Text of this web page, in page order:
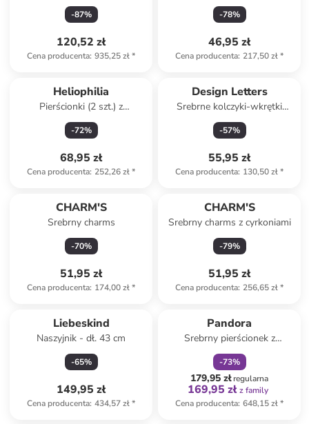
-87%
120,52 zł
Cena producenta: 935,25 zł*
-78%
46,95 zł
Cena producenta: 217,50 zł*
Heliophilia
Pierścionki (2 szt.) z
cyrkoniami
-72%
68,95 zł
Cena producenta: 252,26 zł*
Design Letters
Srebrne kolczyki-wkrętki
"Archetypes"
-57%
55,95 zł
Cena producenta: 130,50 zł*
CHARM'S
Srebrny charms
-70%
51,95 zł
Cena producenta: 174,00 zł*
CHARM'S
Srebrny charms z cyrkoniami
-79%
51,95 zł
Cena producenta: 256,65 zł*
Liebeskind
Naszyjnik - dł. 43 cm
-65%
149,95 zł
Cena producenta: 434,57 zł*
Pandora
Srebrny pierścionek z
cyrkoniami
-73%
179,95 złregularna
169,95 zł z family
Cena producenta: 648,15 zł*